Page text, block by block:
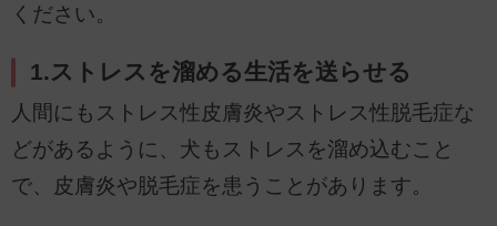
ください。
1.ストレスを溜める生活を送らせる
人間にもストレス性皮膚炎やストレス性脱毛症な
どがあるように、犬もストレスを溜め込むこと
で、皮膚炎や脱毛症を患うことがあります。